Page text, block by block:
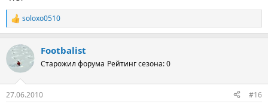
Р
е
к
ц
и
soloxo0510
Footbalist
Старожил форума Рейтинг сезона: 0
27.06.2010 #16